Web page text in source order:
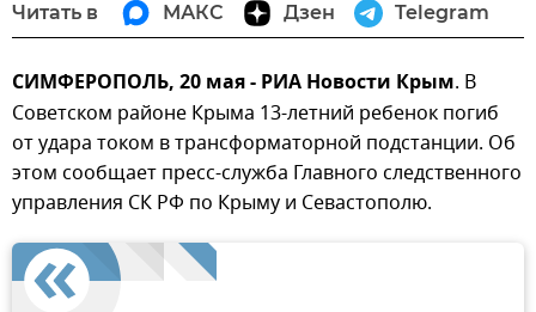
Читать в МАКС Дзен Telegram
СИМФЕРОПОЛЬ, 20 мая - РИА Новости Крым. В
Советском районе Крыма 13-летний ребенок погиб
от удара током в трансформаторной подстанции. Об
этом сообщает пресс-служба Главного следственного
управления СК РФ по Крыму и Севастополю.